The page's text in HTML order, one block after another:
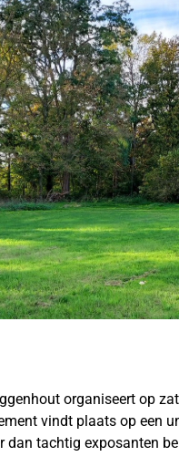
organiseert op
vindt plaats op een
dan tachtig exposanten